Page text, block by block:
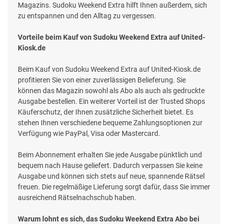
Magazins. Sudoku Weekend Extra hilft Ihnen außerdem, sich
zu entspannen und den Alltag zu vergessen.
Vorteile beim Kauf von Sudoku Weekend Extra auf United-
Kiosk.de
Beim Kauf von Sudoku Weekend Extra auf United-Kiosk.de
profitieren Sie von einer zuverlässigen Belieferung. Sie
können das Magazin sowohl als Abo als auch als gedruckte
Ausgabe bestellen. Ein weiterer Vorteil ist der Trusted Shops
Käuferschutz, der Ihnen zusätzliche Sicherheit bietet. Es
stehen Ihnen verschiedene bequeme Zahlungsoptionen zur
Verfügung wie PayPal, Visa oder Mastercard.
Beim Abonnement erhalten Sie jede Ausgabe pünktlich und
bequem nach Hause geliefert. Dadurch verpassen Sie keine
Ausgabe und können sich stets auf neue, spannende Rätsel
freuen. Die regelmäßige Lieferung sorgt dafür, dass Sie immer
ausreichend Rätselnachschub haben.
Warum lohnt es sich, das Sudoku Weekend Extra Abo bei